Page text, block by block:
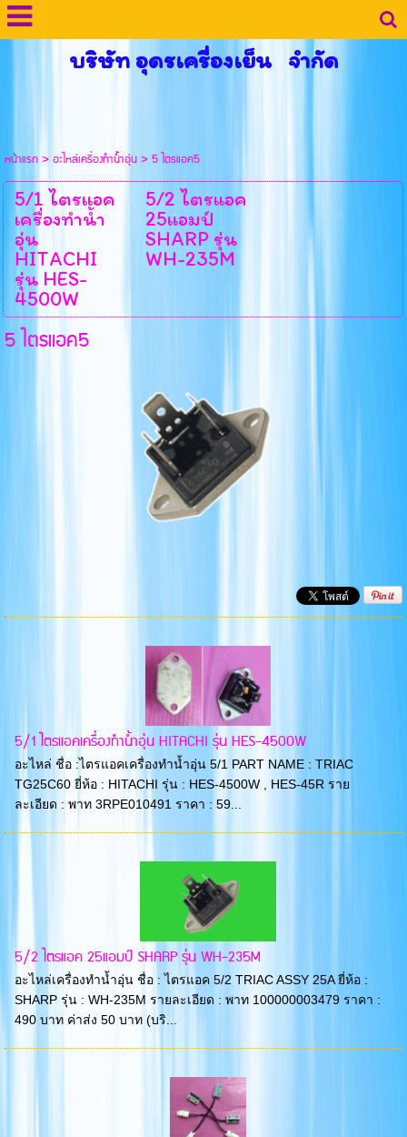
บริษัท อุดรเครื่องเย็น จำกัด
หน้าแรก>อะไหล่เครื่องทำน้ำอุ่น>5 ไตรแอค5
5/1 ไตรแอค
เครื่องทำน้ำ
อุ่น
HITACHI
รุ่น HES-
4500W
5/2 ไตรแอค
25แอมป์
SHARP รุ่น
WH-235M
5 ไตรแอค5
5/1 ไตรแอคเครื่องทำน้ำอุ่น HITACHI รุ่น HES-4500W
อะไหล่ ชื่อ :ไตรแอคเครื่องทำน้ำอุ่น 5/1 PART NAME : TRIAC
TG25C60 ยี่ห้อ : HITACHI รุ่น : HES-4500W , HES-45R ราย
ละเอียด : พาท 3RPE010491 ราคา : 59...
5/2 ไตรแอค 25แอมป์ SHARP รุ่น WH-235M
อะไหล่เครื่องทำน้ำอุ่น ชื่อ : ไตรแอค 5/2 TRIAC ASSY 25A ยี่ห้อ :
SHARP รุ่น : WH-235M รายละเอียด : พาท 100000003479 ราคา :
490 บาท ค่าส่ง 50 บาท (บริ...